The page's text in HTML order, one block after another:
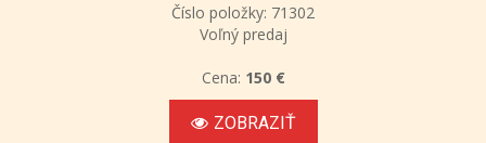
Číslo položky: 71302
Voľný predaj
Cena: 150 €
ZOBRAZIŤ